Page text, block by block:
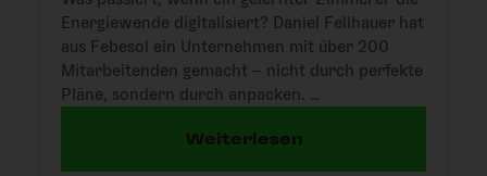
Energiewende digitalisiert? Daniel Fellhauer hat
aus Febesol ein Unternehmen mit über 200
Mitarbeitenden gemacht – nicht durch perfekte
Pläne, sondern durch anpacken. …
Weiterlesen